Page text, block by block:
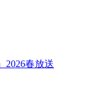
2026春放送